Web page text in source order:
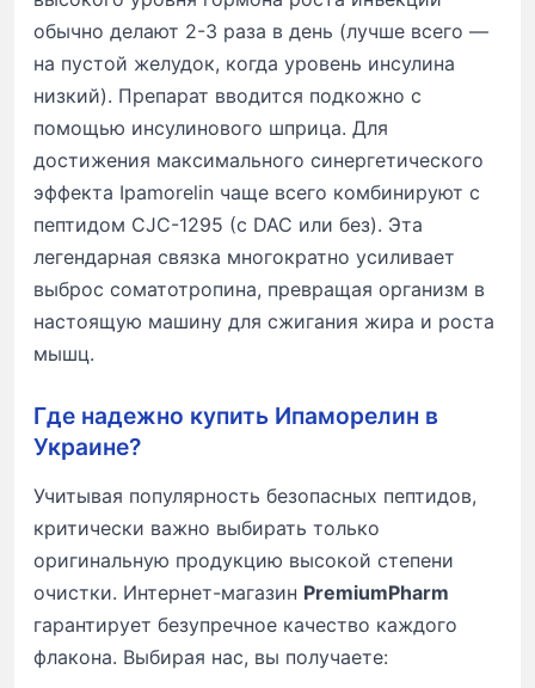
обычно делают 2-3 раза в день (лучше всего —
на пустой желудок, когда уровень инсулина
низкий). Препарат вводится подкожно с
помощью инсулинового шприца. Для
достижения максимального синергетического
эффекта Ipamorelin чаще всего комбинируют с
пептидом CJC-1295 (с DAC или без). Эта
легендарная связка многократно усиливает
выброс соматотропина, превращая организм в
настоящую машину для сжигания жира и роста
мышц.
Где надежно купить Ипаморелин в
Украине?
Учитывая популярность безопасных пептидов,
критически важно выбирать только
оригинальную продукцию высокой степени
очистки. Интернет-магазин PremiumPharm
гарантирует безупречное качество каждого
флакона. Выбирая нас, вы получаете: